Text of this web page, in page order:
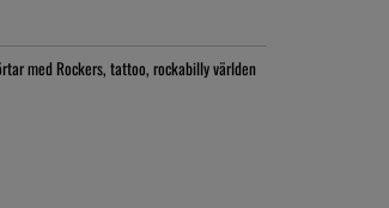
med Rockers, tattoo, rockabilly världen